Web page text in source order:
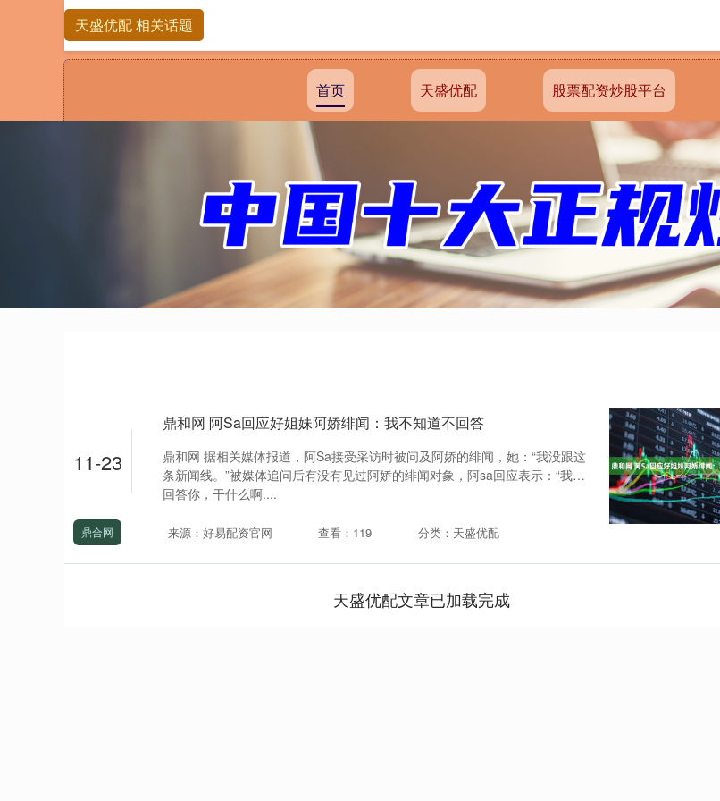
首页 天盛优配 股票配资炒股平台
天盛优配 相关话题
11-23
鼎和网 阿Sa回应好姐妹阿娇绯闻：我不知道不回答
鼎和网 据相关媒体报道，阿Sa接受采访时被问及阿娇的绯闻，她：“我没跟这
条新闻线。”被媒体追问后有没有见过阿娇的绯闻对象，阿sa回应表示：“我不
回答你，干什么啊....
鼎合网 来源：好易配资官网 查看：119 分类：天盛优配
天盛优配文章已加载完成